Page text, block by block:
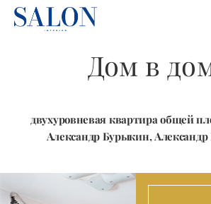
Дом в
двухуровневая квартира общей
Александр Бурыкин,